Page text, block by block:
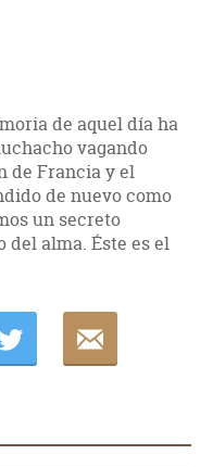
de aquel día ha
vagando
de Francia y el
de nuevo como
un secreto
del alma. Éste es el